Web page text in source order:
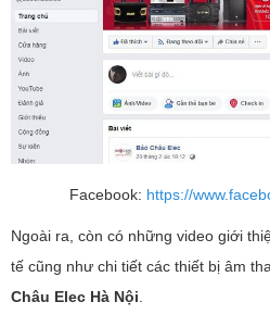
Facebook: https://
Ngoài ra, còn có những video giới
tế cũng như chi tiết các thiết bị âm
Châu Elec Hà Nội